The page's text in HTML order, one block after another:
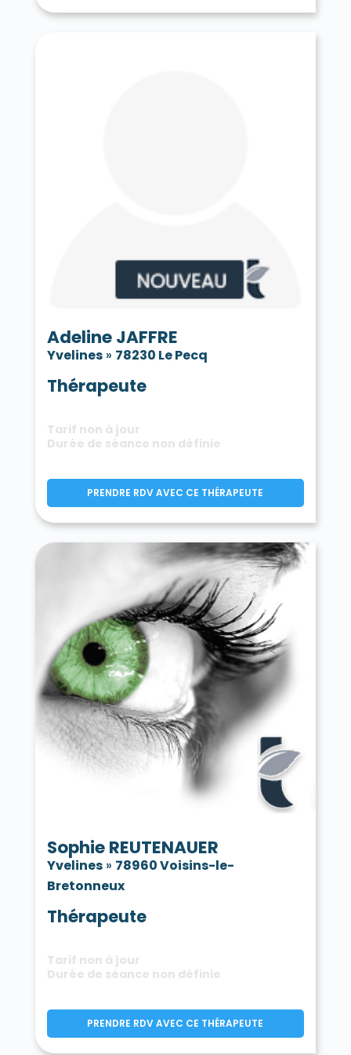
Tessancourt-sur-Aubette 78250
Villepreux 78450
Villette 78930
Villiers-le-Mahieu 78770
Villiers-Saint-Frédéric 78640
Voisins-le-Bretonneux 78960
Adeline JAFFRE
Yvelines» 78230 Le Pecq
Thérapeute
Tarif non à jour
Durée de séance non définie
PRENDRE RDV AVEC CE THÉRAPEUTE
Sophie REUTENAUER
Yvelines» 78960 Voisins-le-
Bretonneux
Thérapeute
Tarif non à jour
Durée de séance non définie
PRENDRE RDV AVEC CE THÉRAPEUTE